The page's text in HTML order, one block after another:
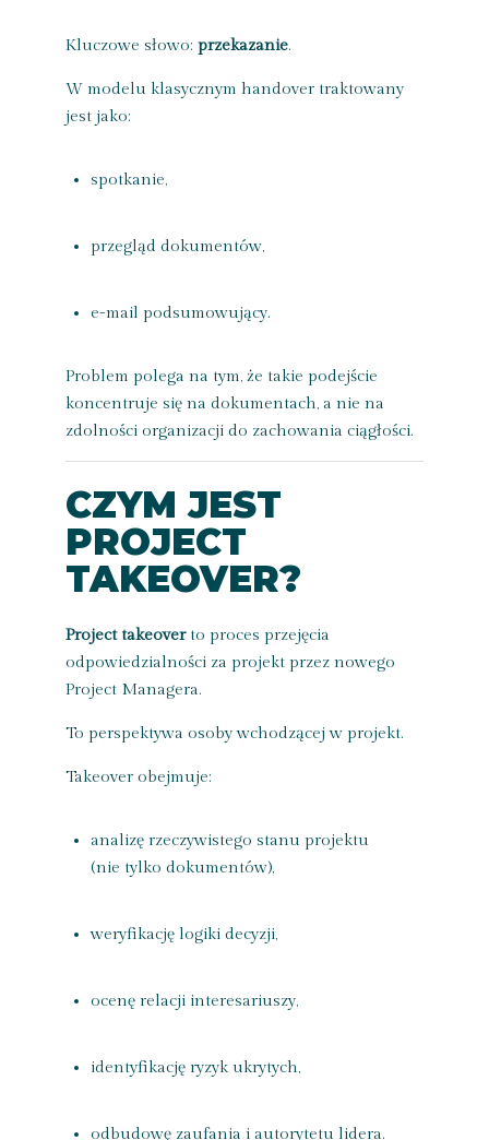
Kluczowe słowo: przekazanie.
W modelu klasycznym handover traktowany
jest jako:
spotkanie,
przegląd dokumentów,
e-mail podsumowujący.
Problem polega na tym, że takie podejście
koncentruje się na dokumentach, a nie na
zdolności organizacji do zachowania ciągłości.
CZYM JEST
PROJECT
TAKEOVER?
Project takeoverto proces przejęcia
odpowiedzialności za projekt przez nowego
Project Managera.
To perspektywa osoby wchodzącej w projekt.
Takeover obejmuje:
analizę rzeczywistego stanu projektu
(nie tylko dokumentów),
weryfikację logiki decyzji,
ocenę relacji interesariuszy,
identyfikację ryzyk ukrytych,
odbudowę zaufania i autorytetu lidera.